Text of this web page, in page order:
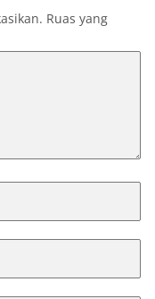
Ruas yang